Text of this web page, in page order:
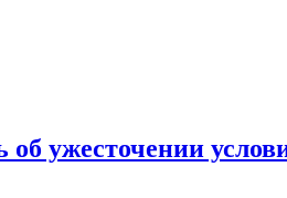
об ужесточении